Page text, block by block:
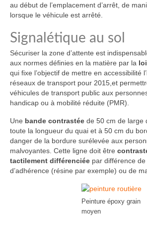
au début de l’emplacement d’arrêt, de
lorsque le véhicule est arrêté.
Signalétique au sol
Sécuriser la zone d’attente est
aux normes définies en la matière par la
qui fixe l’objectif de mettre en accessibilité
réseaux de transport pour 2015,et
véhicules de transport public aux
handicap ou à mobilité réduite (PMR).
Une bande contrastée de 50 cm de large
toute la longueur du quai et à 50 cm du
danger de la bordure surélevée aux
malvoyantes. Cette ligne doit être
tactilement différenciée par différence
d’adhérence (résine par exemple) ou de
Peinture époxy grain
moyen